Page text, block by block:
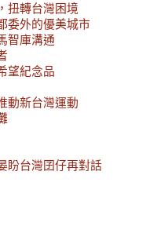
扭轉台灣困境
委外的優美城市
智庫溝通
望紀念品
動新台灣運動
盼台灣囝仔再對話